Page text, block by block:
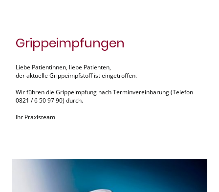
Grippeimpfungen
Liebe Patientinnen, liebe Patienten,
der aktuelle Grippeimpfstoff ist eingetroffen.
Wir führen die Grippeimpfung nach Terminvereinbarung (Telefon
0821 / 6 50 97 90) durch.
Ihr Praxisteam